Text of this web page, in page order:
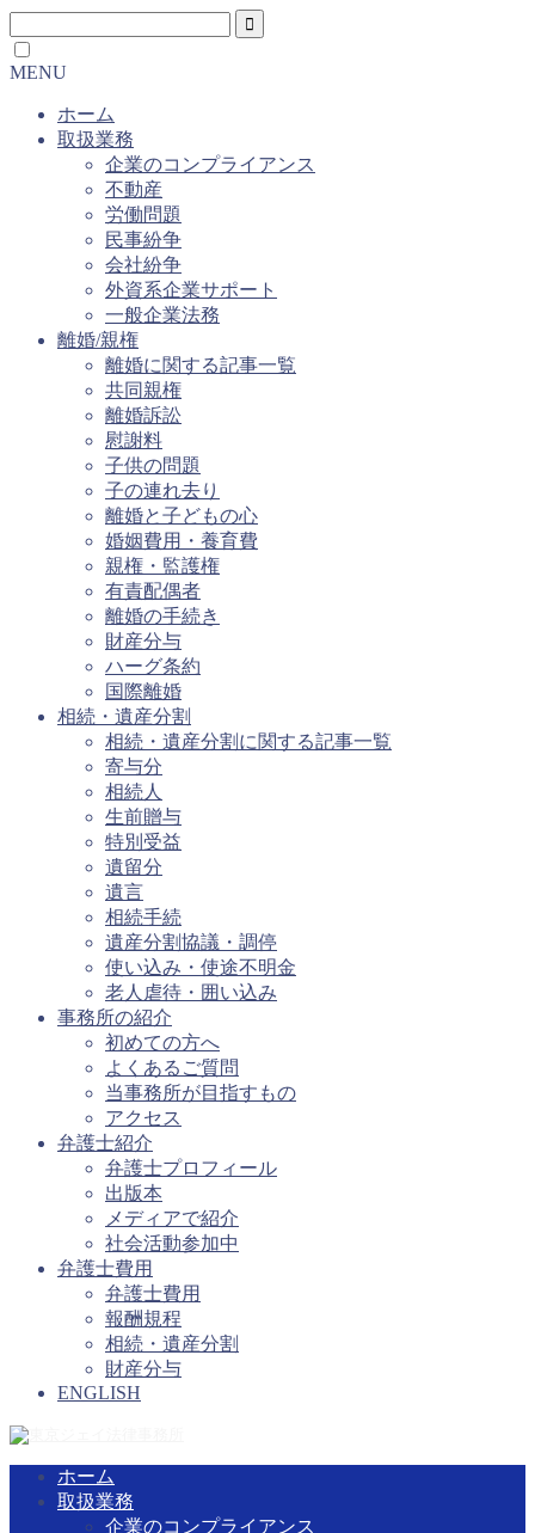
MENU
ホーム
取扱業務
企業のコンプライアンス
不動産
労働問題
民事紛争
会社紛争
外資系企業サポート
一般企業法務
離婚/親権
離婚に関する記事一覧
共同親権
離婚訴訟
慰謝料
子供の問題
子の連れ去り
離婚と子どもの心
婚姻費用・養育費
親権・監護権
有責配偶者
離婚の手続き
財産分与
ハーグ条約
国際離婚
相続・遺産分割
相続・遺産分割に関する記事一覧
寄与分
相続人
生前贈与
特別受益
遺留分
遺言
相続手続
遺産分割協議・調停
使い込み・使途不明金
老人虐待・囲い込み
事務所の紹介
初めての方へ
よくあるご質問
当事務所が目指すもの
アクセス
弁護士紹介
弁護士プロフィール
出版本
メディアで紹介
社会活動参加中
弁護士費用
弁護士費用
報酬規程
相続・遺産分割
財産分与
ENGLISH
ホーム
取扱業務
企業のコンプライアンス